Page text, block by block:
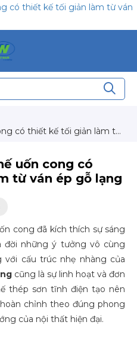
có thiết kế tối giản làm từ
uốn cong có
từ ván ép gỗ lạng
cong đã kích thích sự sáng
đời những ý tưởng vô cùng
cấu trúc nhẹ nhàng của
cũng là sự linh hoạt và đơn
thép sơn tĩnh điện tạo nên
chỉnh theo đúng phong
của nội thất hiện đại.